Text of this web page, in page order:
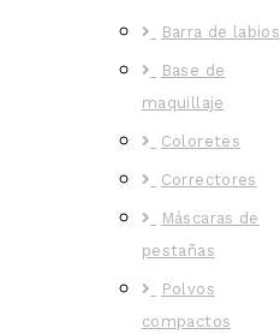
Barra de labios
Base de
maquillaje
Coloretes
Correctores
Máscaras de
pestañas
Polvos
compactos